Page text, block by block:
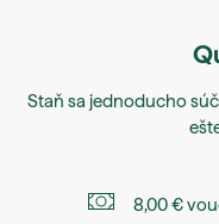
Staň sa jednoducho
8,00 €